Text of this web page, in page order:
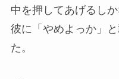
中を押してあげるし
彼に「やめよっか」
た。